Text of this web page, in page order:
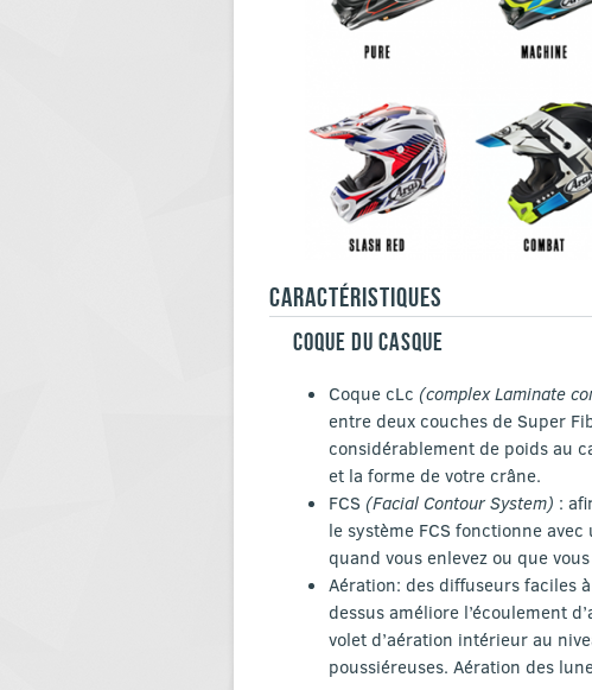
CARACTÉRISTIQUES
COQUE DU CASQUE
Coque cLc (complex Laminate
entre deux couches de Super
considérablement de poids au
et la forme de votre crâne.
FCS (Facial Contour System) :
le système FCS fonctionne
quand vous enlevez ou que
Aération: des diffuseurs faciles
dessus améliore l’écoulement
volet d’aération intérieur au
poussiéreuses. Aération des